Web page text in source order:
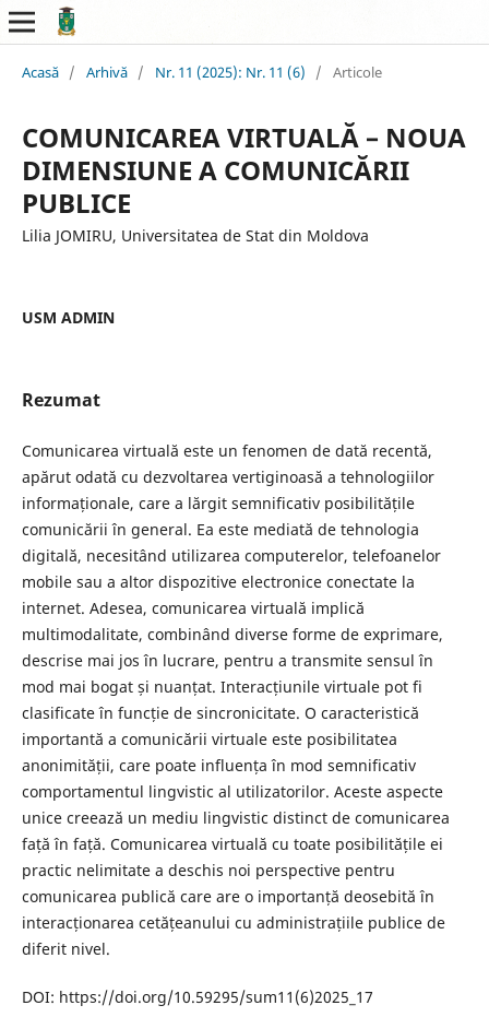
Acasă / Arhivă / Nr. 11 (2025): Nr. 11 (6) / Articole
COMUNICAREA VIRTUALĂ – NOUA
DIMENSIUNE A COMUNICĂRII
PUBLICE
Lilia JOMIRU, Universitatea de Stat din Moldova
USM ADMIN
Rezumat
Comunicarea virtuală este un fenomen de dată recentă,
apărut odată cu dezvoltarea vertiginoasă a tehnologiilor
informaționale, care a lărgit semnificativ posibilitățile
comunicării în general. Ea este mediată de tehnologia
digitală, necesitând utilizarea computerelor, telefoanelor
mobile sau a altor dispozitive electronice conectate la
internet. Adesea, comunicarea virtuală implică
multimodalitate, combinând diverse forme de exprimare,
descrise mai jos în lucrare, pentru a transmite sensul în
mod mai bogat și nuanțat. Interacțiunile virtuale pot fi
clasificate în funcție de sincronicitate. O caracteristică
importantă a comunicării virtuale este posibilitatea
anonimității, care poate influența în mod semnificativ
comportamentul lingvistic al utilizatorilor. Aceste aspecte
unice creează un mediu lingvistic distinct de comunicarea
față în față. Comunicarea virtuală cu toate posibilitățile ei
practic nelimitate a deschis noi perspective pentru
comunicarea publică care are o importanță deosebită în
interacționarea cetățeanului cu administrațiile publice de
diferit nivel.
DOI: https://doi.org/10.59295/sum11(6)2025_17